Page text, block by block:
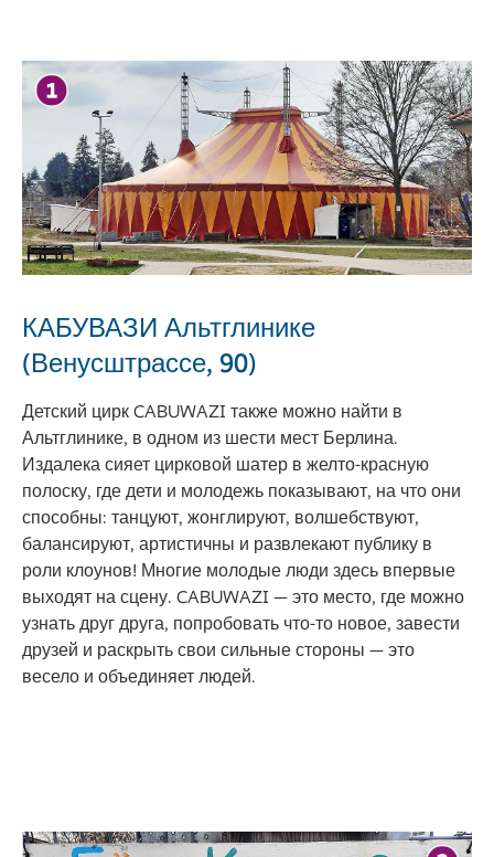
КАБУВАЗИ Альтглинике
(Венусштрассе, 90)
Детский цирк CABUWAZI также можно найти в
Альтглинике, в одном из шести мест Берлина.
Издалека сияет цирковой шатер в желто-красную
полоску, где дети и молодежь показывают, на что они
способны: танцуют, жонглируют, волшебствуют,
балансируют, артистичны и развлекают публику в
роли клоунов! Многие молодые люди здесь впервые
выходят на сцену. CABUWAZI — это место, где можно
узнать друг друга, попробовать что-то новое, завести
друзей и раскрыть свои сильные стороны — это
весело и объединяет людей.